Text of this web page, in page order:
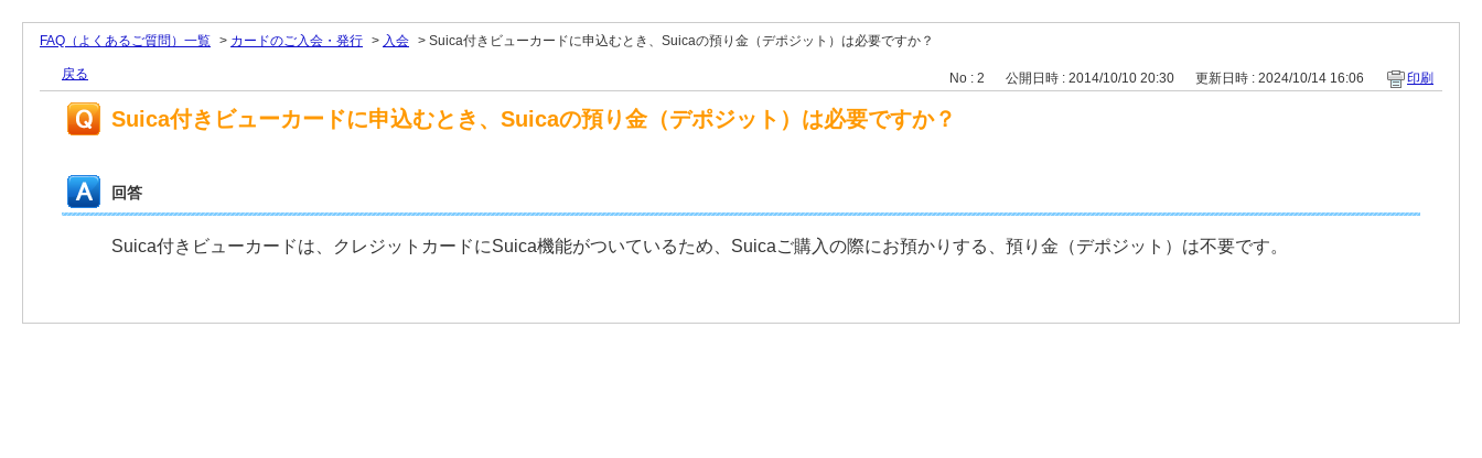
FAQ（よくあるご質問）一覧 > カードのご入会・発行 > 入会 > Suica付きビューカードに申込むとき、Suicaの預り金（デポジット）は必要ですか？
戻る No : 2 公開日時 : 2014/10/10 20:30 更新日時 : 2024/10/14 16:06 印刷
Suica付きビューカードに申込むとき、Suicaの預り金（デポジット）は必要ですか？
回答
Suica付きビューカードは、クレジットカードにSuica機能がついているため、Suicaご購入の際にお預かりする、預り金（デポジット）は不要です。